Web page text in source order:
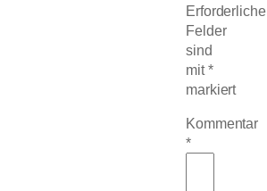
Erforderliche
Felder
sind
mit*
markiert
Kommentar
*